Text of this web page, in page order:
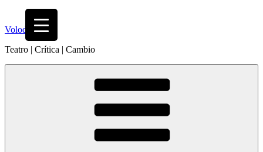
contenido
Volodia
Teatro | Crítica | Cambio